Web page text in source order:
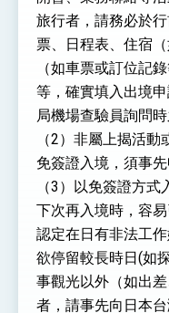
旅行者，請務必於
票、日程表、住宿
（如車票或訂位記
等，確實填入出境
局機場查驗員詢問時
（2）非屬上揭活
免簽證入境，須事
（3）以免簽證方
下次再入境時，容
認定在日有非法工
欲停留較長時日(如
事觀光以外（如出
者，請事先向日本